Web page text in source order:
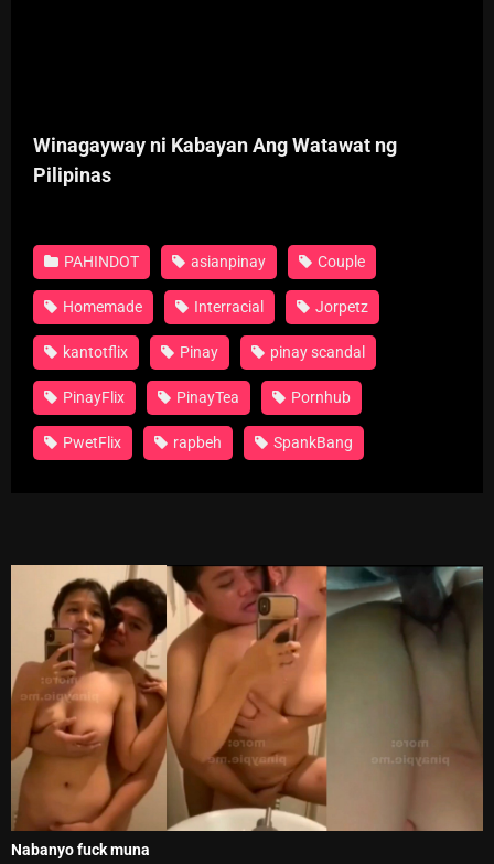
Winagayway ni Kabayan Ang Watawat ng
Pilipinas
PAHINDOT asianpinay Couple
Homemade Interracial Jorpetz
kantotflix Pinay pinay scandal
PinayFlix PinayTea Pornhub
PwetFlix rapbeh SpankBang
Nabanyo fuck muna